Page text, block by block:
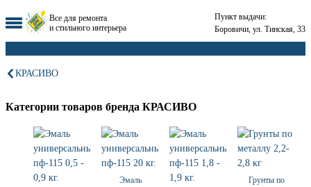
Все для ремонта
и стильного интерьера
Пункт выдачи:
Боровичи, ул. Тинская, 33
КРАСИВО
Категории товаров бренда КРАСИВО
Эмаль
Грунты по